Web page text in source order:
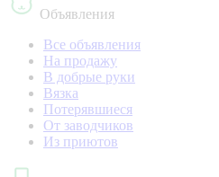
Объявления
Все объявления
На продажу
В добрые руки
Вязка
Потерявшиеся
От заводчиков
Из приютов